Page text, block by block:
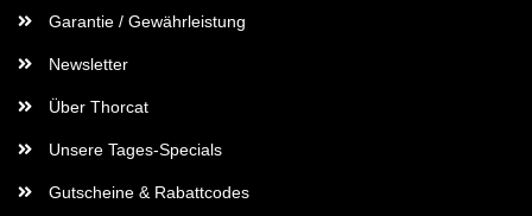
Garantie / Gewährleistung
Newsletter
Über Thorcat
Unsere Tages-Specials
Gutscheine & Rabattcodes